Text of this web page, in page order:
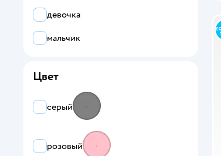
девочка
мальчик
Цвет
серый
розовый